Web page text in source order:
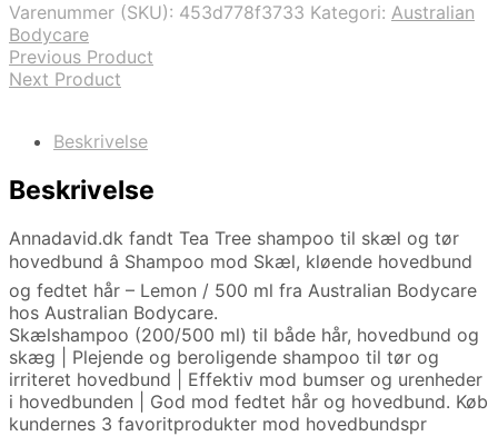
Varenummer (SKU): 453d778f3733 Kategori: Australian
Bodycare
Previous Product
Next Product
Beskrivelse
Beskrivelse
Annadavid.dk fandt Tea Tree shampoo til skæl og tør
hovedbund â Shampoo mod Skæl, kløende hovedbund
og fedtet hår – Lemon / 500 ml fra Australian Bodycare
hos Australian Bodycare.
Skælshampoo (200/500 ml) til både hår, hovedbund og
skæg | Plejende og beroligende shampoo til tør og
irriteret hovedbund | Effektiv mod bumser og urenheder
i hovedbunden | God mod fedtet hår og hovedbund. Køb
kundernes 3 favoritprodukter mod hovedbundspr